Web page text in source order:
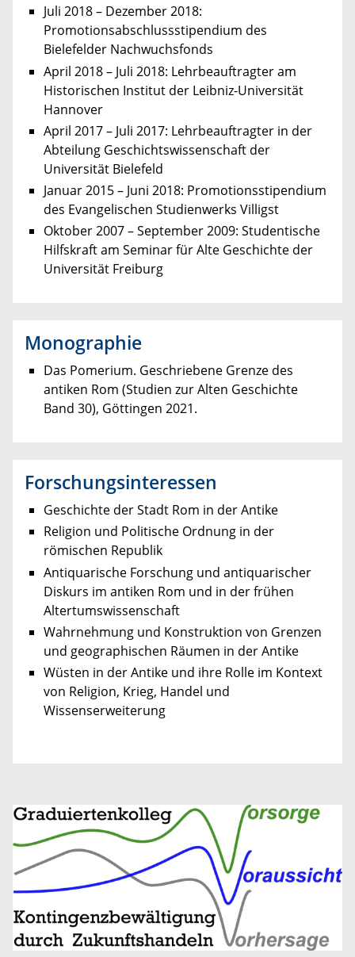
Juli 2018 – Dezember 2018:
Promotionsabschlussstipendium des
Bielefelder Nachwuchsfonds
April 2018 – Juli 2018: Lehrbeauftragter am
Historischen Institut der Leibniz-Universität
Hannover
April 2017 – Juli 2017: Lehrbeauftragter in der
Abteilung Geschichtswissenschaft der
Universität Bielefeld
Januar 2015 – Juni 2018: Promotionsstipendium
des Evangelischen Studienwerks Villigst
Oktober 2007 ­­– September 2009: Studentische
Hilfskraft am Seminar für Alte Geschichte der
Universität Freiburg
Monographie
Das Pomerium. Geschriebene Grenze des
antiken Rom (Studien zur Alten Geschichte
Band 30), Göttingen 2021.
Forschungsinteressen
Geschichte der Stadt Rom in der Antike
Religion und Politische Ordnung in der
römischen Republik
Antiquarische Forschung und antiquarischer
Diskurs im antiken Rom und in der frühen
Altertumswissenschaft
Wahrnehmung und Konstruktion von Grenzen
und geographischen Räumen in der Antike
Wüsten in der Antike und ihre Rolle im Kontext
von Religion, Krieg, Handel und
Wissenserweiterung